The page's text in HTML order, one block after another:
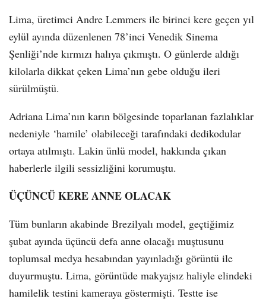
Lima, üretimci Andre Lemmers ile birinci kere geçen yıl
eylül ayında düzenlenen 78’inci Venedik Sinema
Şenliği’nde kırmızı halıya çıkmıştı. O günlerde aldığı
kilolarla dikkat çeken Lima’nın gebe olduğu ileri
sürülmüştü.
Adriana Lima’nın karın bölgesinde toparlanan fazlalıklar
nedeniyle ‘hamile’ olabileceği tarafındaki dedikodular
ortaya atılmıştı. Lakin ünlü model, hakkında çıkan
haberlerle ilgili sessizliğini korumuştu.
ÜÇÜNCÜ KERE ANNE OLACAK
Tüm bunların akabinde Brezilyalı model, geçtiğimiz
şubat ayında üçüncü defa anne olacağı muştusunu
toplumsal medya hesabından yayınladığı görüntü ile
duyurmuştu. Lima, görüntüde makyajsız haliyle elindeki
hamilelik testini kameraya göstermişti. Testte ise